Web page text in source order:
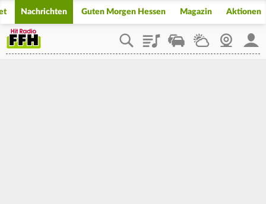
Nachrichten Guten Morgen Hessen Magazin Aktionen
PlaylistStaupilotWetterWebcam